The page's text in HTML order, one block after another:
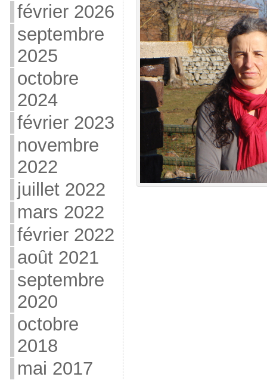
février 2026
septembre
2025
octobre
2024
février 2023
novembre
2022
juillet 2022
mars 2022
février 2022
août 2021
septembre
2020
octobre
2018
mai 2017